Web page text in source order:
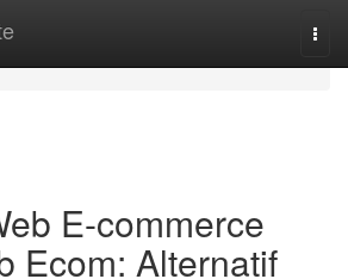
E-commerce
Ecom: Alternatif